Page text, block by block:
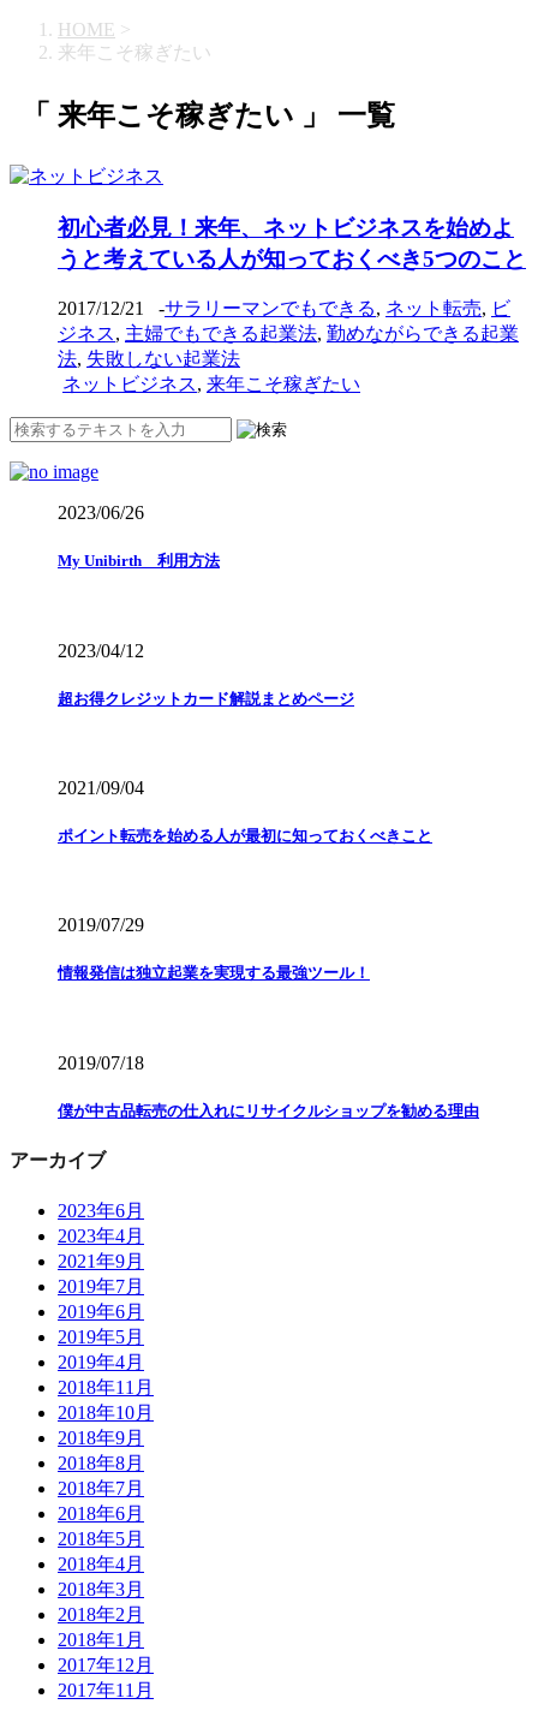
HOME >
来年こそ稼ぎたい
「 来年こそ稼ぎたい 」 一覧
初心者必見！来年、ネットビジネスを始めよ
うと考えている人が知っておくべき5つのこと
2017/12/21 -サラリーマンでもできる, ネット転売, ビ
ジネス, 主婦でもできる起業法, 勤めながらできる起業
法, 失敗しない起業法
ネットビジネス, 来年こそ稼ぎたい
2023/06/26
My Unibirth 利用方法
2023/04/12
超お得クレジットカード解説まとめページ
2021/09/04
ポイント転売を始める人が最初に知っておくべきこと
2019/07/29
情報発信は独立起業を実現する最強ツール！
2019/07/18
僕が中古品転売の仕入れにリサイクルショップを勧める理由
アーカイブ
2023年6月
2023年4月
2021年9月
2019年7月
2019年6月
2019年5月
2019年4月
2018年11月
2018年10月
2018年9月
2018年8月
2018年7月
2018年6月
2018年5月
2018年4月
2018年3月
2018年2月
2018年1月
2017年12月
2017年11月